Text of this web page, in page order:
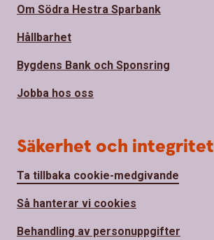
Om Södra Hestra Sparbank
Hållbarhet
Bygdens Bank och Sponsring
Jobba hos oss
Säkerhet och integritet
Ta tillbaka cookie-medgivande
Så hanterar vi cookies
Behandling av personuppgifter